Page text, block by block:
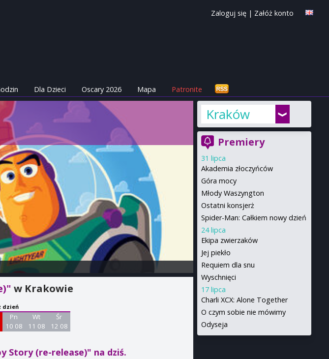
Zaloguj się | Załóż konto
Dla Dzieci Oscary 2026 Mapa Patronite
w Krakowie
dzień
Pn
10 08
Wt
11 08
Śr
12 08
Story (re-release)" na dziś.
Kraków
Premiery
31 lipca
Akademia złoczyńców
Góra mocy
Młody Waszyngton
Ostatni konsjerż
Spider-Man: Całkiem nowy dzień
24 lipca
Ekipa zwierzaków
Jej piekło
Requiem dla snu
Wyschnięci
17 lipca
Charli XCX: Alone Together
O czym sobie nie mówimy
Odyseja